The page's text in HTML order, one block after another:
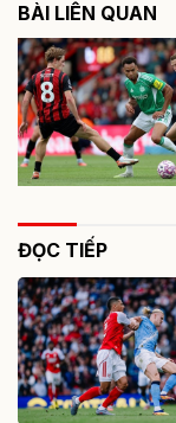
BÀI LIÊN QUAN
ĐỌC TIẾP